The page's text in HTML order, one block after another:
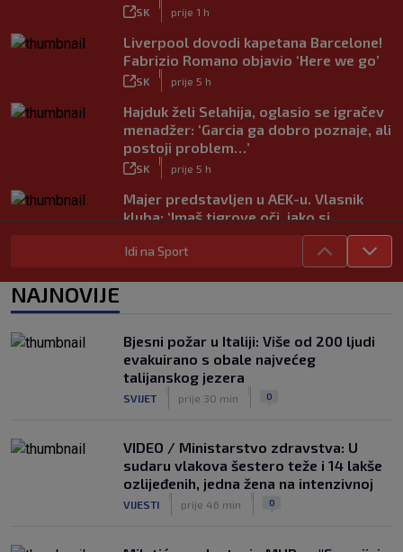
SK prije 1 h
Liverpool dovodi kapetana Barcelone!
Fabrizio Romano objavio ‘Here we go’
SK prije 5 h
Hajduk želi Selahija, oglasio se igračev
menadžer: ‘Garcia ga dobro poznaje, ali
postoji problem…’
SK prije 5 h
Majer predstavljen u AEK-u. Vlasnik
kluba: ‘Imaš tigrove oči, jako si
SK
|
prije 5 h
Bio je hit druge lige, a sada s Istrom
SK prije 5 h
VIDEO / Tenisač se požalio na
gledatelja koji mu je smetao, reakcija
suca je hit
Idi na Sport
NAJNOVIJE
Bjesni požar u Italiji: Više od 200 ljudi
evakuirano s obale najvećeg
talijanskog jezera
SVIJET prije 30 min 0
VIDEO / Ministarstvo zdravstva: U
sudaru vlakova šestero teže i 14 lakše
ozlijeđenih, jedna žena na intenzivnoj
VIJESTI prije 46 min 0